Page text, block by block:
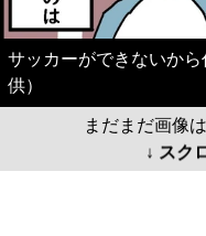
サッカーができないか
供）
まだまだ画像
↓ スク